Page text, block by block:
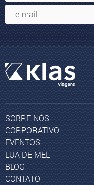
SOBRE NÓS
CORPORATIVO
EVENTOS
LUA DE MEL
BLOG
CONTATO